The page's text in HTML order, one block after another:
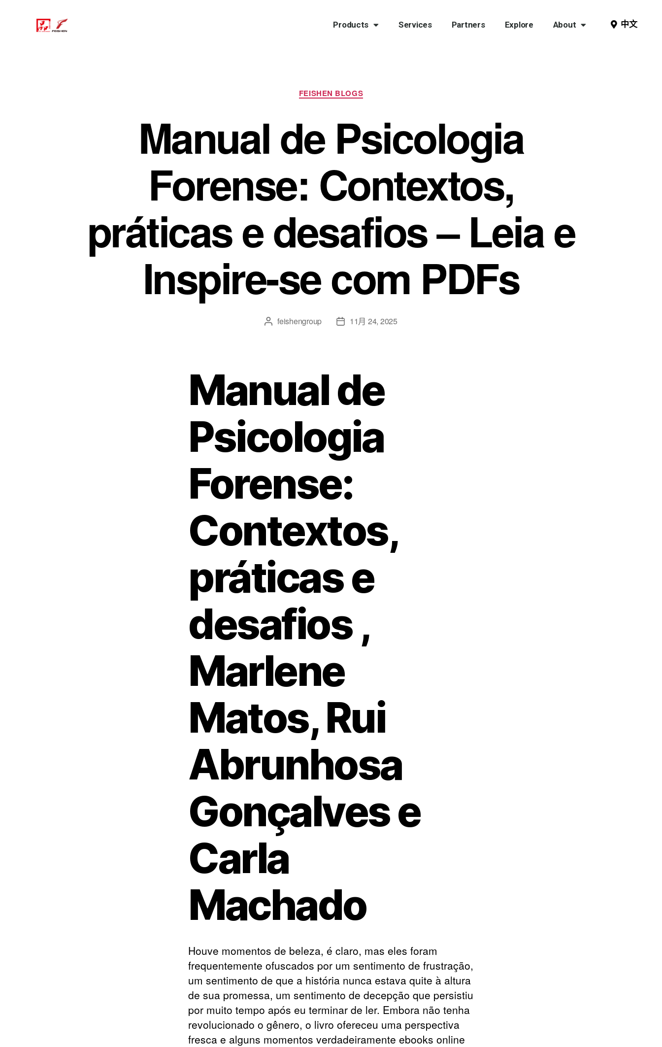
Products Services Partners Explore About 中文
FEISHEN BLOGS
Manual de Psicologia
Forense: Contextos,
práticas e desafios – Leia e
Inspire-se com PDFs
feishengroup 11月 24, 2025
Manual de
Psicologia
Forense:
Contextos,
práticas e
desafios ,
Marlene
Matos, Rui
Abrunhosa
Gonçalves e
Carla
Machado
Houve momentos de beleza, é claro, mas eles foram
frequentemente ofuscados por um sentimento de frustração,
um sentimento de que a história nunca estava quite à altura
de sua promessa, um sentimento de decepção que persistiu
por muito tempo após eu terminar de ler. Embora não tenha
revolucionado o gênero, o livro ofereceu uma perspectiva
fresca e alguns momentos verdadeiramente ebooks online